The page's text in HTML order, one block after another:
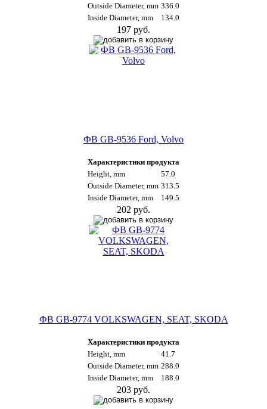
Outside Diameter, mm 336.0
Inside Diameter, mm
134.0
197 руб.
ФВ GB-9536 Ford, Volvo
Характеристики продукта
Height, mm
57.0
Outside Diameter, mm 313.5
Inside Diameter, mm
149.5
202 руб.
ФВ GB-9774 VOLKSWAGEN, SEAT, SKODA
Характеристики продукта
Height, mm
41.7
Outside Diameter, mm 288.0
Inside Diameter, mm
188.0
203 руб.